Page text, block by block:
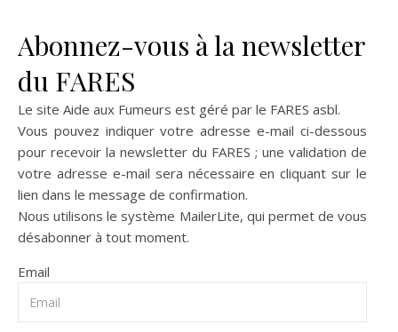
Abonnez-vous à la newsletter
du FARES
Le site Aide aux Fumeurs est géré par le FARES asbl.
Vous pouvez indiquer votre adresse e-mail ci-dessous
pour recevoir la newsletter du FARES ; une validation de
votre adresse e-mail sera nécessaire en cliquant sur le
lien dans le message de confirmation.
Nous utilisons le système MailerLite, qui permet de vous
désabonner à tout moment.
Email